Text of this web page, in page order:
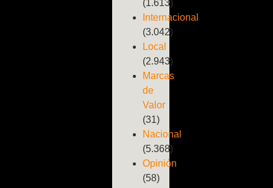
(1.613)
Internacional
(3.042)
Local
(2.943)
Marcas
de
Valor
(31)
Nacional
(5.368)
Opinión
(58)